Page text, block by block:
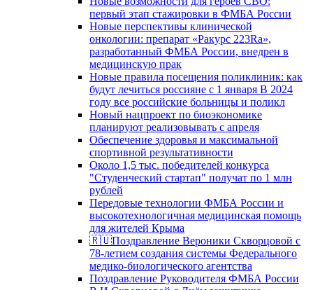
первый этап стажировки в ФМБА России
Новые перспективы клинической
онкологии: препарат «Ракурс 223Ra»,
разработанный ФМБА России, внедрен в
медицинскую прак
Новые правила посещения поликлиник: как
будут лечиться россияне с 1 января В 2024
году все российские больницы и поликл
Новый нацпроект по биоэкономике
планируют реализовывать с апреля
Обеспечение здоровья и максимальной
спортивной результативности
Около 1,5 тыс. победителей конкурса
"Студенческий стартап" получат по 1 млн
рублей
Передовые технологии ФМБА России и
высокотехнологичная медицинская помощь
для жителей Крыма
🇷🇺Поздравление Вероники Скворцовой с
78-летием создания системы Федерального
медико-биологического агентства
Поздравление Руководителя ФМБА России